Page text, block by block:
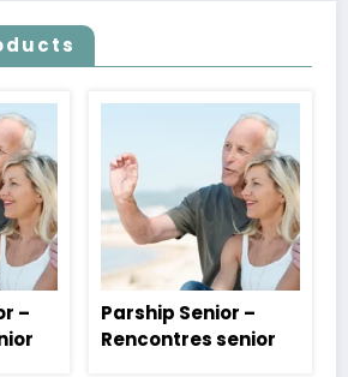
–
Parship Senior –
Rencontres senior